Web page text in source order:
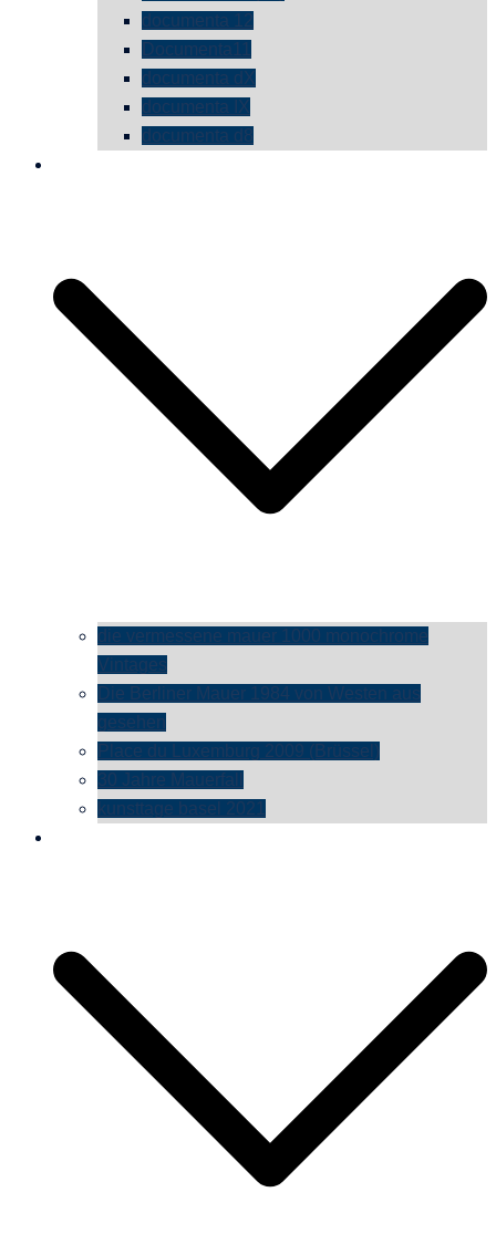
documenta 12
Documenta11
documenta dX
documenta IX
documenta d8
die vermessene mauer 1000 monochrome
Vintages
Die Berliner Mauer 1984 von Westen aus
gesehen
Place du Luxemburg 2009 (Brüssel)
30 Jahre Mauerfall
kunsttage basel 2021